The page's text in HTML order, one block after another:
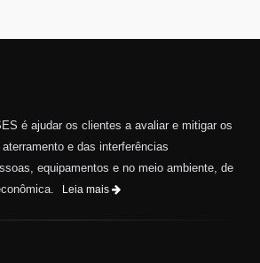
é ajudar os clientes a avaliar e mitigar os
e das interferências
equipamentos e no meio ambiente, de
Leia mais